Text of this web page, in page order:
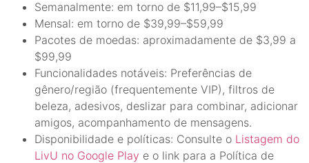
Semanalmente: em torno de $11,99–$15,99
Mensal: em torno de $39,99–$59,99
Pacotes de moedas: aproximadamente de $3,99 a
$99,99
Funcionalidades notáveis: Preferências de
gênero/região (frequentemente VIP), filtros de
beleza, adesivos, deslizar para combinar, adicionar
amigos, acompanhamento de mensagens.
Disponibilidade e políticas: Consulte o Listagem do
LivU no Google Play e o link para a Política de